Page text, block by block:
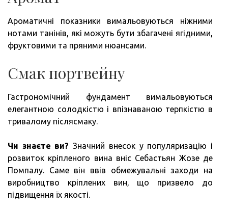
Ароматичні показники вимальовуються ніжними
нотами танінів, які можуть бути збагачені ягідними,
фруктовими та пряними нюансами.
Смак портвейну
Гастрономічний фундамент вимальовуються
елегантною солодкістю і впізнаваною терпкістю в
тривалому післясмаку.
Чи знаєте ви? Значний внесок у популяризацію і
розвиток кріпленого вина вніс Себастьян Жозе де
Помпалу. Саме він ввів обмежувальні заходи на
виробництво кріплених вин, що призвело до
підвищення їх якості.